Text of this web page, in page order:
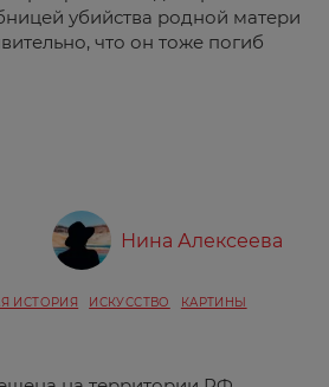
убийства родной матери
что он тоже погиб
Нина Алексеева
ИСТОРИЯ ИСКУССТВО
КАРТИНЫ